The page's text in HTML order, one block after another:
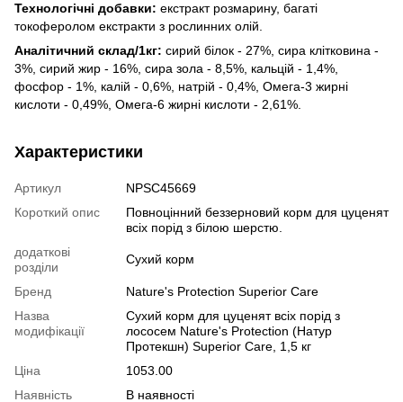
Технологічні добавки: екстракт розмарину, багаті
токоферолом екстракти з рослинних олій.
Aнaлітичний склад/1кг: сирий білок - 27%, сира клітковина -
3%, сирий жир - 16%, сира зола - 8,5%, кальцій - 1,4%,
фосфор - 1%, калій - 0,6%, натрій - 0,4%, Омега-3 жирні
кислоти - 0,49%, Омега-6 жирні кислоти - 2,61%.
Характеристики
Артикул
NPSC45669
Короткий опис
Повноцінний беззерновий корм для цуценят
всіх порід з білою шерстю.
додаткові
розділи
Сухий корм
Бренд
Nature's Protection Superior Care
Назва
модифікації
Сухий корм для цуценят всіх порід з
лососем Nature's Protection (Натур
Протекшн) Superior Care, 1,5 кг
Ціна
1053.00
Наявність
В наявності